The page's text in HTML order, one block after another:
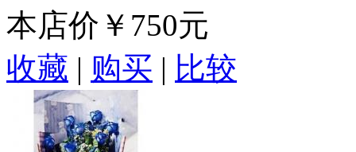
本店价 ￥750元
收藏 | 购买 | 比较